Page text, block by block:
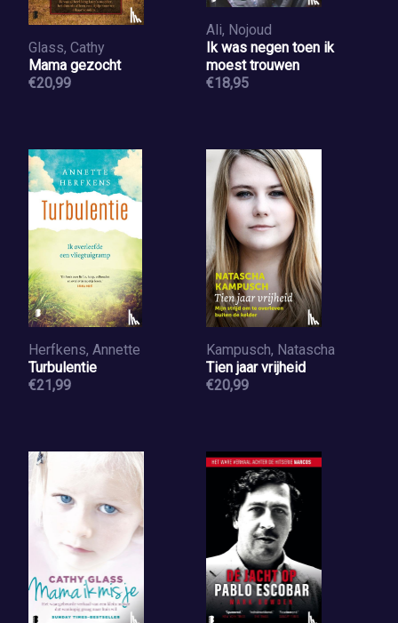
Glass, Cathy
Mama gezocht
€20,99
Ali, Nojoud
Ik was negen toen ik
moest trouwen
€18,95
Herfkens, Annette
Turbulentie
€21,99
Kampusch, Natascha
Tien jaar vrijheid
€20,99